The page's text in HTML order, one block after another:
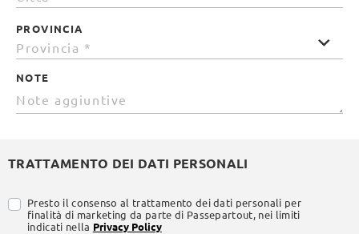
PROVINCIA
NOTE
TRATTAMENTO DEI DATI PERSONALI
Presto il consenso al trattamento dei dati personali per
finalità di marketing da parte di Passepartout, nei limiti
indicati nella Privacy Policy